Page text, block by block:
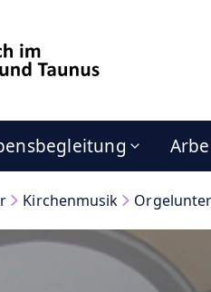
Kirchenmusik